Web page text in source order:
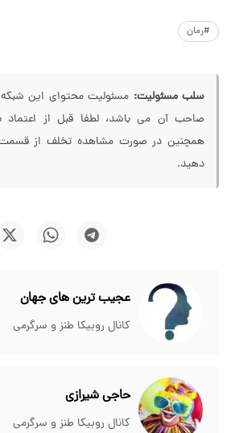
#رمان
سلب مسئولیت: مسئولیت محتوای این
صاحب آن می باشد، لطفا قبل از اعتماد
همچنین در صورت مشاهده تخلف از قسمت
دهید.
عجیب ترین های جهان
کانال روبیکا طنز و سرگرمی
حاجی شیرازی
کانال روبیکا طنز و سرگرمی